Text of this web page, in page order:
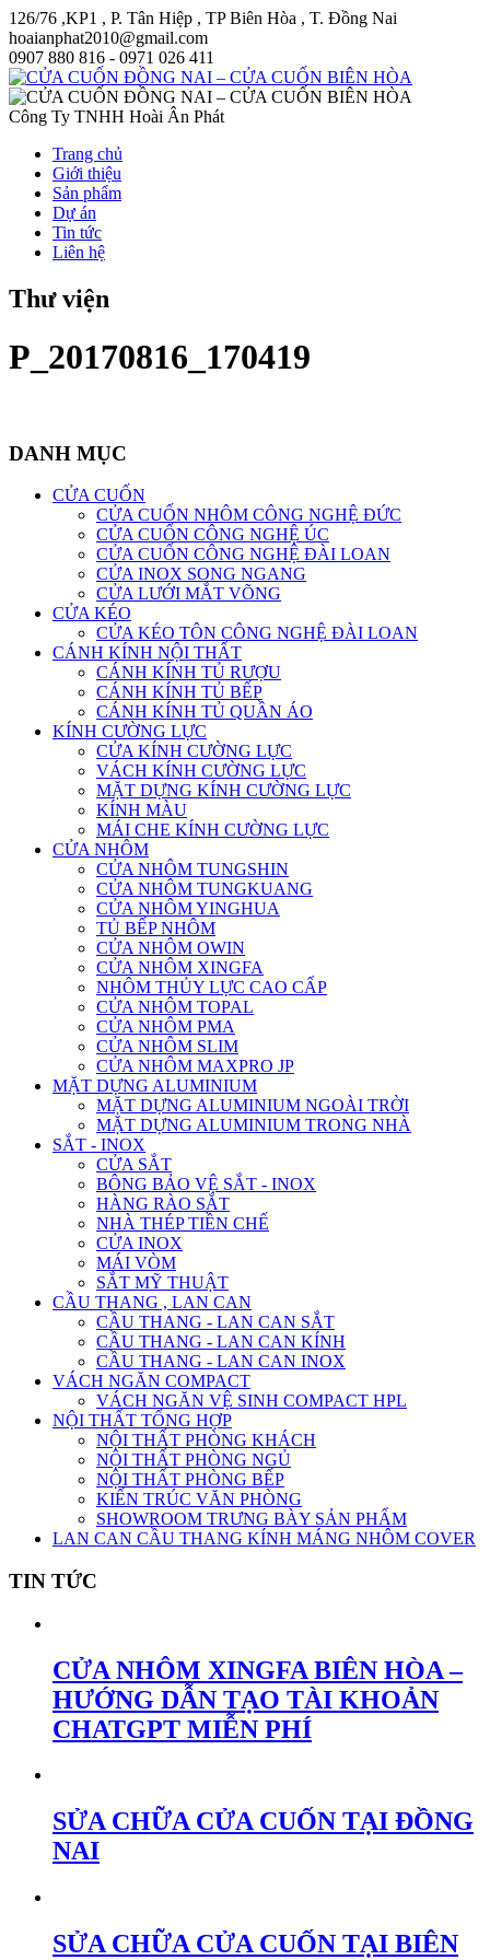
126/76 ,KP1 , P. Tân Hiệp , TP Biên Hòa , T. Đồng Nai
hoaianphat2010@gmail.com
0907 880 816 - 0971 026 411
Công Ty TNHH Hoài Ân Phát
Trang chủ
Giới thiệu
Sản phẩm
Dự án
Tin tức
Liên hệ
Thư viện
P_20170816_170419
DANH MỤC
CỬA CUỐN
CỬA CUỐN NHÔM CÔNG NGHỆ ĐỨC
CỬA CUỐN CÔNG NGHỆ ÚC
CỬA CUỐN CÔNG NGHỆ ĐÀI LOAN
CỬA INOX SONG NGANG
CỬA LƯỚI MẮT VÕNG
CỬA KÉO
CỬA KÉO TÔN CÔNG NGHỆ ĐÀI LOAN
CÁNH KÍNH NỘI THẤT
CÁNH KÍNH TỦ RƯỢU
CÁNH KÍNH TỦ BẾP
CÁNH KÍNH TỦ QUẦN ÁO
KÍNH CƯỜNG LỰC
CỬA KÍNH CƯỜNG LỰC
VÁCH KÍNH CƯỜNG LỰC
MẶT DỰNG KÍNH CƯỜNG LỰC
KÍNH MÀU
MÁI CHE KÍNH CƯỜNG LỰC
CỬA NHÔM
CỬA NHÔM TUNGSHIN
CỬA NHÔM TUNGKUANG
CỬA NHÔM YINGHUA
TỦ BẾP NHÔM
CỬA NHÔM OWIN
CỬA NHÔM XINGFA
NHÔM THỦY LỰC CAO CẤP
CỬA NHÔM TOPAL
CỬA NHÔM PMA
CỬA NHÔM SLIM
CỬA NHÔM MAXPRO JP
MẶT DỰNG ALUMINIUM
MẶT DỰNG ALUMINIUM NGOÀI TRỜI
MẶT DỰNG ALUMINIUM TRONG NHÀ
SẮT - INOX
CỬA SẮT
BÔNG BẢO VỆ SẮT - INOX
HÀNG RÀO SẮT
NHÀ THÉP TIỀN CHẾ
CỬA INOX
MÁI VÒM
SẮT MỸ THUẬT
CẦU THANG , LAN CAN
CẦU THANG - LAN CAN SẮT
CẦU THANG - LAN CAN KÍNH
CẦU THANG - LAN CAN INOX
VÁCH NGĂN COMPACT
VÁCH NGĂN VỆ SINH COMPACT HPL
NỘI THẤT TỔNG HỢP
NỘI THẤT PHÒNG KHÁCH
NỘI THẤT PHÒNG NGỦ
NỘI THẤT PHÒNG BẾP
KIẾN TRÚC VĂN PHÒNG
SHOWROOM TRƯNG BÀY SẢN PHẨM
LAN CAN CẦU THANG KÍNH MÁNG NHÔM COVER
TIN TỨC
CỬA NHÔM XINGFA BIÊN HÒA –
HƯỚNG DẪN TẠO TÀI KHOẢN
CHATGPT MIỄN PHÍ
SỬA CHỮA CỬA CUỐN TẠI ĐỒNG
NAI
SỬA CHỮA CỬA CUỐN TẠI BIÊN